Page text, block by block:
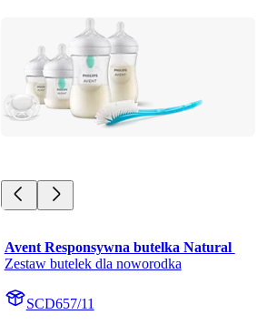
Avent Responsywna butelka Natural
Zestaw butelek dla noworodka
SCD657/11